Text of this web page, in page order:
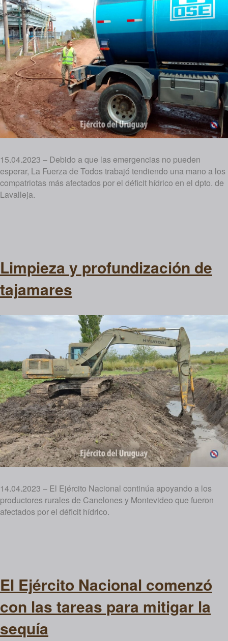
15.04.2023 – Debido a que las emergencias no pueden
esperar, La Fuerza de Todos trabajó tendiendo una mano a los
compatriotas más afectados por el déficit hídrico en el dpto. de
Lavalleja.
Limpieza y profundización de
tajamares
14.04.2023 – El Ejército Nacional continúa apoyando a los
productores rurales de Canelones y Montevideo que fueron
afectados por el déficit hídrico.
El Ejército Nacional comenzó
con las tareas para mitigar la
sequía